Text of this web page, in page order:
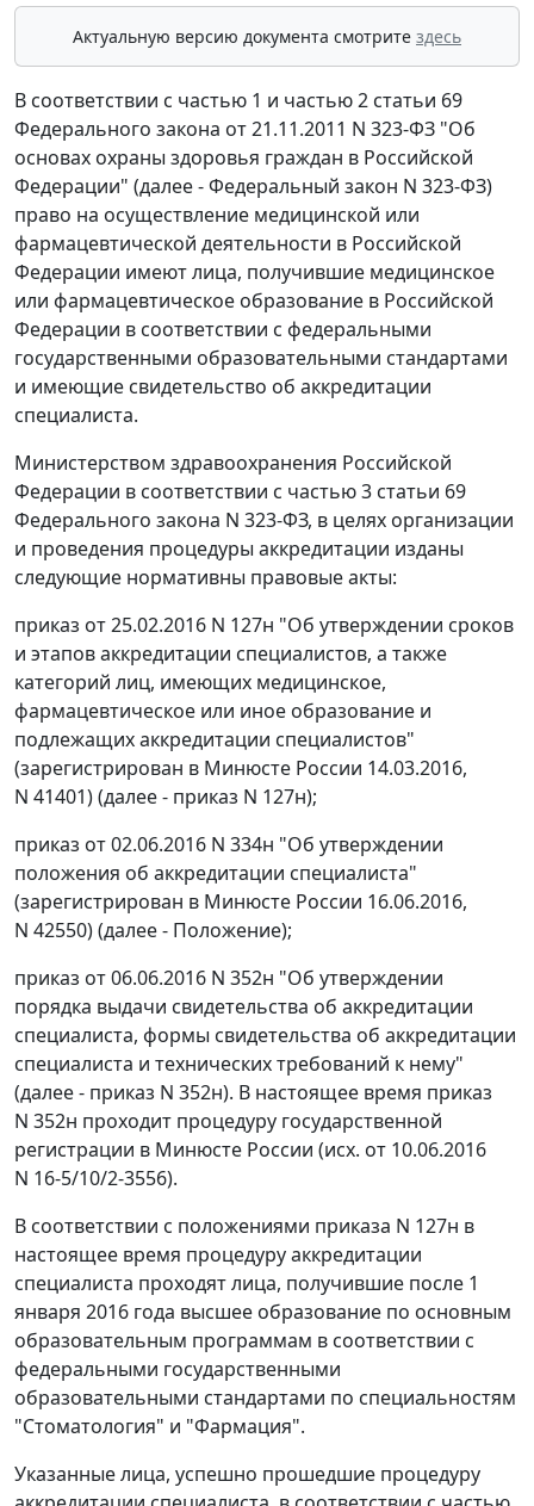
Актуальную версию документа смотрите здесь
В соответствии с частью 1 и частью 2 статьи 69
Федерального закона от 21.11.2011 N 323-ФЗ "Об
основах охраны здоровья граждан в Российской
Федерации" (далее - Федеральный закон N 323-ФЗ)
право на осуществление медицинской или
фармацевтической деятельности в Российской
Федерации имеют лица, получившие медицинское
или фармацевтическое образование в Российской
Федерации в соответствии с федеральными
государственными образовательными стандартами
и имеющие свидетельство об аккредитации
специалиста.
Министерством здравоохранения Российской
Федерации в соответствии с частью 3 статьи 69
Федерального закона N 323-ФЗ, в целях организации
и проведения процедуры аккредитации изданы
следующие нормативны правовые акты:
приказ от 25.02.2016 N 127н "Об утверждении сроков
и этапов аккредитации специалистов, а также
категорий лиц, имеющих медицинское,
фармацевтическое или иное образование и
подлежащих аккредитации специалистов"
(зарегистрирован в Минюсте России 14.03.2016,
N 41401) (далее - приказ N 127н);
приказ от 02.06.2016 N 334н "Об утверждении
положения об аккредитации специалиста"
(зарегистрирован в Минюсте России 16.06.2016,
N 42550) (далее - Положение);
приказ от 06.06.2016 N 352н "Об утверждении
порядка выдачи свидетельства об аккредитации
специалиста, формы свидетельства об аккредитации
специалиста и технических требований к нему"
(далее - приказ N 352н). В настоящее время приказ
N 352н проходит процедуру государственной
регистрации в Минюсте России (исх. от 10.06.2016
N 16-5/10/2-3556).
В соответствии с положениями приказа N 127н в
настоящее время процедуру аккредитации
специалиста проходят лица, получившие после 1
января 2016 года высшее образование по основным
образовательным программам в соответствии с
федеральными государственными
образовательными стандартами по специальностям
"Стоматология" и "Фармация".
Указанные лица, успешно прошедшие процедуру